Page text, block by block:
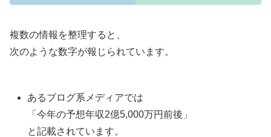
複数の情報を整理すると、
次のような数字が報じられています。
あるブログ系メディアでは
「今年の予想年収2億5,000万円前後」
と記載されています。